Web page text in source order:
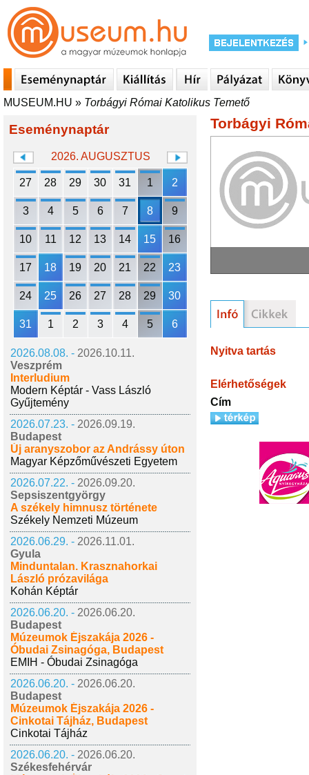
MUSEUM.HU » Torbágyi Római Katolikus Temető
Eseménynaptár
2026. AUGUSZTUS
27 28 29 30 31 1 2
3 4 5 6 7 8 9
10 11 12 13 14 15 16
17 18 19 20 21 22 23
24 25 26 27 28 29 30
31 1 2 3 4 5 6
2026.08.08. - 2026.10.11.
Veszprém
Interludium
Modern Képtár - Vass László
Gyűjtemény
2026.07.23. - 2026.09.19.
Budapest
Új aranyszobor az Andrássy úton
Magyar Képzőművészeti Egyetem
2026.07.22. - 2026.09.20.
Sepsiszentgyörgy
A székely himnusz története
Székely Nemzeti Múzeum
2026.06.29. - 2026.11.01.
Gyula
Minduntalan. Krasznahorkai
László prózavilága
Kohán Képtár
2026.06.20. - 2026.06.20.
Budapest
Múzeumok Éjszakája 2026 -
Óbudai Zsinagóga, Budapest
EMIH - Óbudai Zsinagóga
2026.06.20. - 2026.06.20.
Budapest
Múzeumok Éjszakája 2026 -
Cinkotai Tájház, Budapest
Cinkotai Tájház
2026.06.20. - 2026.06.20.
Székesfehérvár
Torbágyi
Nyitva tartás
Elérhetőségek
Cím